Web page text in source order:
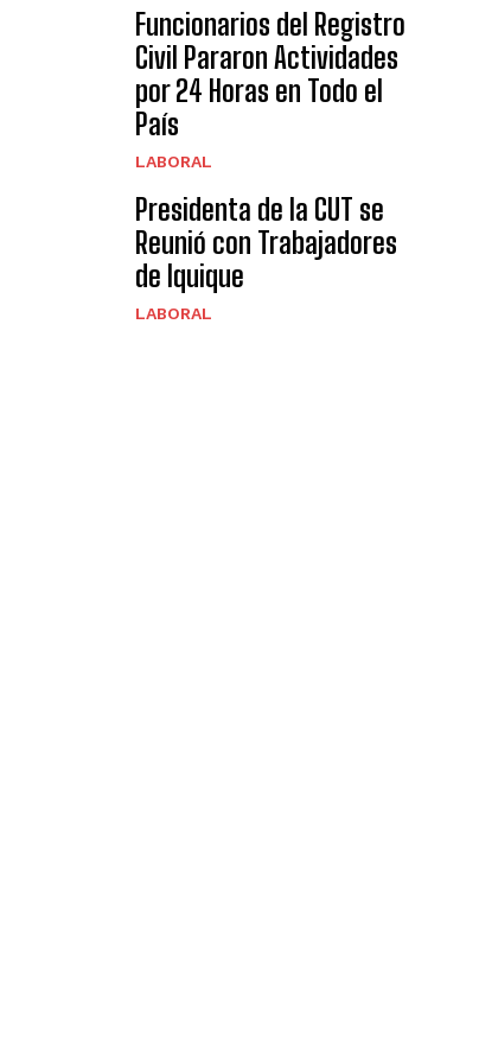
Funcionarios del Registro
Civil Pararon Actividades
por 24 Horas en Todo el
País
LABORAL
Presidenta de la CUT se
Reunió con Trabajadores
de Iquique
LABORAL